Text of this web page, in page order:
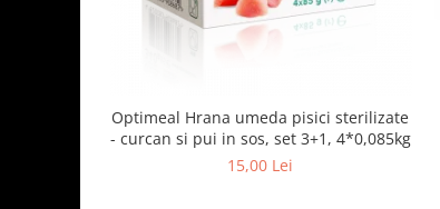
Optimeal Hrana umeda pisici sterilizate
- curcan si pui in sos, set 3+1, 4*0,085kg
15,00 Lei